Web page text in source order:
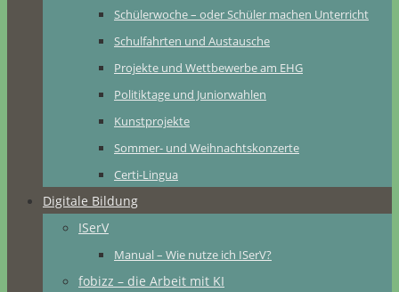
Schülerwoche – oder Schüler machen Unterricht
Schulfahrten und Austausche
Projekte und Wettbewerbe am EHG
Politiktage und Juniorwahlen
Kunstprojekte
Sommer- und Weihnachtskonzerte
Certi-Lingua
Digitale Bildung
ISerV
Manual – Wie nutze ich ISerV?
fobizz – die Arbeit mit KI